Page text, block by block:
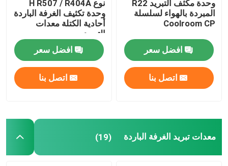
وحدة مكثف التبريد R22
المبردة بالهواء لسلسلة
Coolroom CP
افضل سعر
اتصل بنا
نوع H R507 / R404A
وحدة تكثيف الغرفة الباردة
أحادية الكتلة معدات
التبريد
افضل سعر
اتصل بنا
معدات تبريد الغرفة الباردة (19)